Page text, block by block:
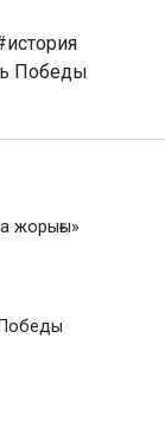
Победы
жорығы»